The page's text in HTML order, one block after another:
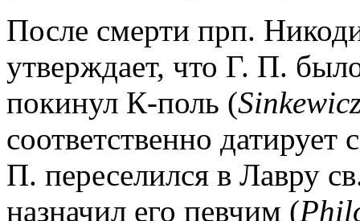
После смерти прп.
утверждает, что Г. П.
покинул К-поль (
соответственно
П. переселился в Лавру
назначил его певчим (